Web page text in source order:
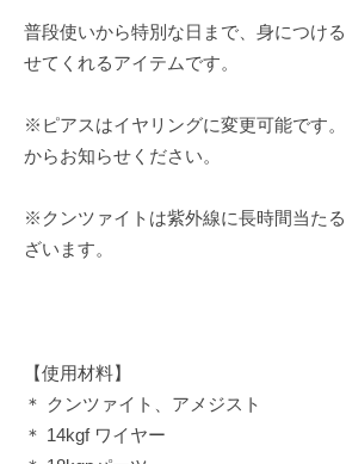
普段使いから特別な日まで、身につけ
せてくれるアイテムです。
※ピアスはイヤリングに変更可能です
からお知らせください。
※クンツァイトは紫外線に長時間当た
ざいます。
【使用材料】
＊ クンツァイト、アメジスト
＊ 14kgf ワイヤー